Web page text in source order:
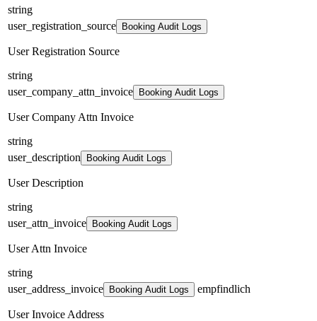
string
user_registration_source
Booking Audit Logs
User Registration Source
string
user_company_attn_invoice
Booking Audit Logs
User Company Attn Invoice
string
user_description
Booking Audit Logs
User Description
string
user_attn_invoice
Booking Audit Logs
User Attn Invoice
string
user_address_invoice
Booking Audit Logs empfindlich
User Invoice Address